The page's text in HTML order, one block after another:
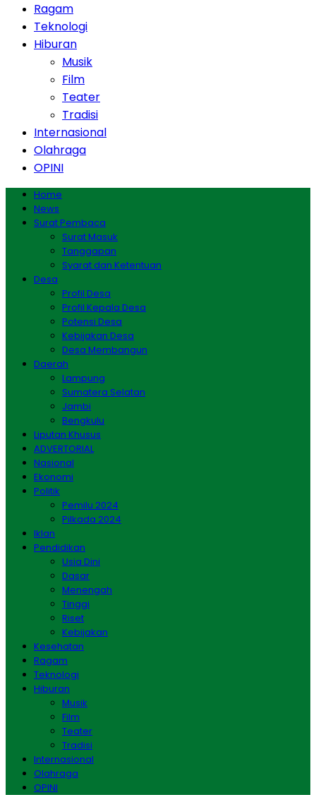
Ragam
Teknologi
Hiburan
Musik
Film
Teater
Tradisi
Internasional
Olahraga
OPINI
Home
News
Surat Pembaca
Surat Masuk
Tanggapan
Syarat dan Ketentuan
Desa
Profil Desa
Profil Kepala Desa
Potensi Desa
Kebijakan Desa
Desa Membangun
Daerah
Lampung
Sumatera Selatan
Jambi
Bengkulu
Liputan Khusus
ADVERTORIAL
Nasional
Ekonomi
Politik
Pemilu 2024
Pilkada 2024
Iklan
Pendidikan
Usia Dini
Dasar
Menengah
Tinggi
Riset
Kebijakan
Kesehatan
Ragam
Teknologi
Hiburan
Musik
Film
Teater
Tradisi
Internasional
Olahraga
OPINI